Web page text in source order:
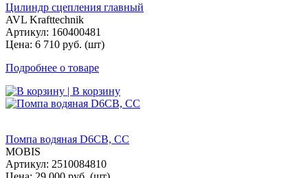
Цилиндр сцепления главный
AVL Krafttechnik
Артикул: 160400481
Цена: 6 710 руб. (шт)
Подробнее о товаре
| В корзину
Помпа водяная D6CB, СС
MOBIS
Артикул: 2510084810